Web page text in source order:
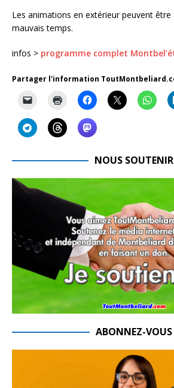
Les animations en extérieur peuvent être
mauvais temps.
infos > programme complet
Partager l'information
NOUS SOUTENIR
ABONNEZ-VOUS